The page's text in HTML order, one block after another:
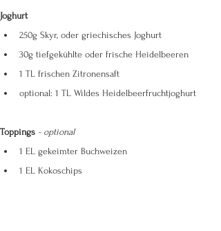
Joghurt
250g Skyr, oder griechisches Joghurt
30g tiefgekühlte oder frische Heidelbeeren
1 TL frischen Zitronensaft
optional: 1 TL Wildes Heidelbeerfruchtjoghurt
Toppings - optional
1 EL gekeimter Buchweizen
1 EL Kokoschips